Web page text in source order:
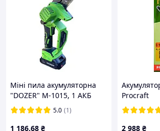
Міні пила акумуляторна
"DOZER" М-1015, 1 АКБ
5.0 (1)
1 186.68 ₴
Procraft
2 988 ₴